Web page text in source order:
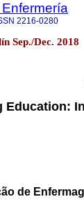
2216-0280
Sep./Dec. 2018
Education:
de